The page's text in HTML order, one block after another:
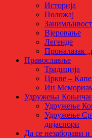
Историја
Положај
Вјеровање
Легенде
Проналазак
Православље
Традиција
Цркве –
Ин
Удружења
Удружење
Удружење
дијаспори
Да се незаборави